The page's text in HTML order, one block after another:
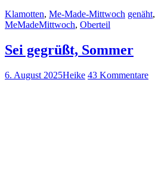
Klamotten, Me-Made-Mittwoch genäht,
MeMadeMittwoch, Oberteil
Sei gegrüßt, Sommer
6. August 2025Heike 43 Kommentare